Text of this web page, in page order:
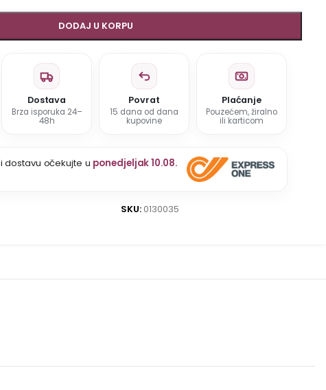
DODAJ U KORPU
Dostava
Brza isporuka 24–
48h
Povrat
15 dana od dana
kupovine
Plaćanje
Pouzećem, žiralno
ili karticom
i dostavu očekujte u ponedjeljak 10.08.
SKU: 0130035